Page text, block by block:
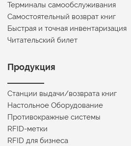
Терминалы самообслуживания
Самостоятельный возврат книг
Быстрая и точная инвентаризация
Читательский билет
Продукция
Станции выдачи/возврата книг
Настольное Оборудование
Противокражные системы
RFID-метки
RFID для бизнеса